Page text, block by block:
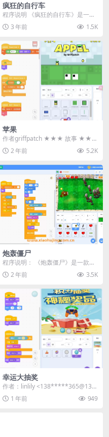
疯狂的自行车
程序说明 《疯狂的自行车》是一个
基于Scratch编程平台开发的小游
戏。在这个游...
3 年前 1.5K
苹果
作者griffpatch ★★★ 故事 ★★
★ 微观经理，在他渴望获得金苹果
的力...2 年前 5.2K
炮轰僵尸
程序说明： 《炮轰僵尸》是一款基
于Scratch平台制作的游戏程序，它
采用了植物...
2 年前 3.5K
幸运大抽奖
作者：linlily <138*****365@139.
com> |...
1 年前 949